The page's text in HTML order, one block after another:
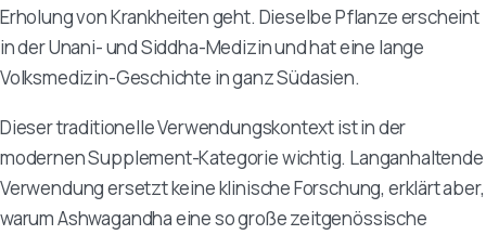
Erholung von Krankheiten geht. Dieselbe Pflanze erscheint
in der Unani- und Siddha-Medizin und hat eine lange
Volksmedizin-Geschichte in ganz Südasien.
Dieser traditionelle Verwendungskontext ist in der
modernen Supplement-Kategorie wichtig. Langanhaltende
Verwendung ersetzt keine klinische Forschung, erklärt aber,
warum Ashwagandha eine so große zeitgenössische